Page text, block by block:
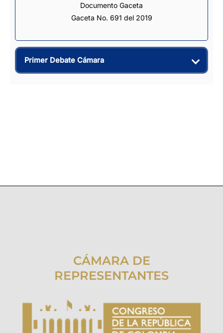
Documento Gaceta
Gaceta No. 691 del 2019
Primer Debate Cámara
CÁMARA DE
REPRESENTANTES